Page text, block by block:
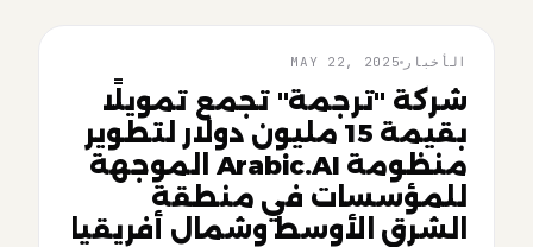
الأخبار MAY 22, 2025
شركة "ترجمة" تجمع تمويلًا
بقيمة 15 مليون دولار لتطوير
منظومة Arabic.AI الموجهة
للمؤسسات في منطقة
الشرق الأوسط وشمال أفريقيا